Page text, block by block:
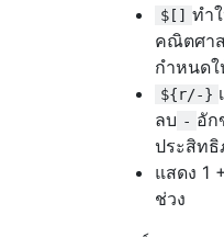
$[] ทำ
คณิตศา
กำหนด
${r/-}
ลบ - อัก
ประสิท
แสดง 1
ช่วง